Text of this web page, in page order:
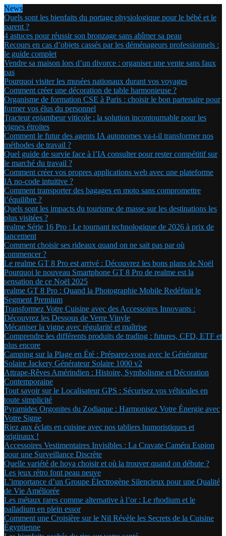
News
Quels sont les bienfaits du portage physiologique pour le bébé et le
parent ?
4 astuces pour réussir son bronzage sans abîmer sa peau
Recours en cas d’objets cassés par les déménageurs professionnels :
le guide complet
Vendre sa maison lors d’un divorce : organiser une vente sans faux
pas
Pourquoi visiter les musées nationaux durant vos voyages
Comment créer une décoration de table harmonieuse ?
Organisme de formation CSE à Paris : choisir le bon partenaire pour
former vos élus du personnel
Tracteur enjambeur viticole : la solution incontournable pour les
vignes étroites
Comment le futur des agents IA autonomes va-t-il transformer nos
méthodes de travail ?
Quel guide de survie face à l’IA consulter pour rester compétitif sur
le marché du travail ?
Comment créer vos propres applications web avec une plateforme
IA no-code intuitive ?
Comment transporter des bagages en moto sans compromettre
l’équilibre ?
Quels sont les impacts du tourisme de masse sur les destinations les
plus visitées ?
realme Série 16 Pro : Le tournant technologique de 2026 à prix de
lancement
Comment choisir ses rideaux quand on ne sait pas par où
commencer ?
Le realme GT 8 Pro est arrivé : Découvrez les bons plans de Noël
Pourquoi le nouveau Smartphone GT 8 Pro de realme est la
sensation de ce Noël 2025
realme GT 8 Pro : Quand la Photographie Mobile Redéfinit le
Segment Premium
Transformez Votre Cuisine avec des Accessoires Innovants :
Découvrez les Dessous de Verre Vinyle
Mécaniser la vigne avec régularité et maîtrise
Comprendre les différents produits de trading : futures, CFD, ETF et
plus encore
Camping sur la Plage en Été : Préparez-vous avec le Générateur
Solaire Jackery Générateur Solaire 1000 v2
Attrape-Rêves Amérindien : Histoire, Symbolisme et Décoration
Contemporaine
Tout savoir sur le Localisateur GPS : Sécurisez vos véhicules en
toute simplicité
Pyramides Orgonites du Zodiaque : Harmonisez Votre Énergie avec
Votre Signe
Riez aux éclats en cuisine avec nos tabliers humoristiques et
originaux !
Accessoires Vestimentaires Invisibles : La Cravate Caméra Espion
pour une Surveillance Discrète
Quelle variété de hoya choisir et où la trouver quand on débute ?
Les jeux rétro font peau neuve
L’importance d’un Groupe Électrogène Silencieux pour une Qualité
de Vie Améliorée
Les métaux rares comme alternative à l’or : Le rhodium et le
palladium en plein essor
Comment une Croisière sur le Nil Révèle les Secrets de la Cuisine
Égyptienne